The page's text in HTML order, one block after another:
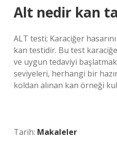
Alt nedir kan
ALT testi; Karaciğer
kan testidir. Bu test
ve uygun tedaviyi
seviyeleri, herhangi bir
koldan alınan kan örneği
Tarih: Makaleler